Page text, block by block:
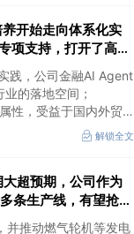
养开始走向体系化实
项支持，打开了高价
、低估值、高股息属
践，公司金融AI Agent
的落地空间；
性，受益于国内外贸
成长极。
解锁全文
大超预期，公司作为
条生产线，有望抢抓
并推动燃气轮机等发电